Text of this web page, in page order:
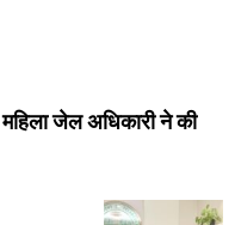
जेल अधिकारी ने की